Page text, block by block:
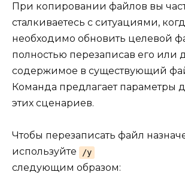
При копировании файлов вы
сталкиваетесь с ситуациями,
необходимо обновить целевой
полностью перезаписав его или
содержимое в существующий
Команда предлагает параметры
этих сценариев.
Чтобы перезаписать файл
используйте
/y
следующим образом: